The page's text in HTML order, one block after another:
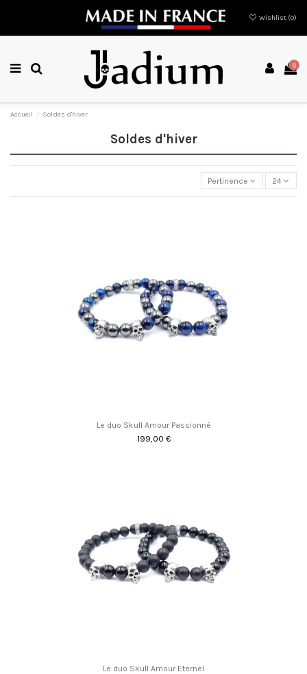
Wishlist (0)
0
Accueil Soldes d'hiver
Soldes d'hiver
Pertinence 24
Le duo Skull Amour Passionné
199,00 €
Le duo Skull Amour Eternel